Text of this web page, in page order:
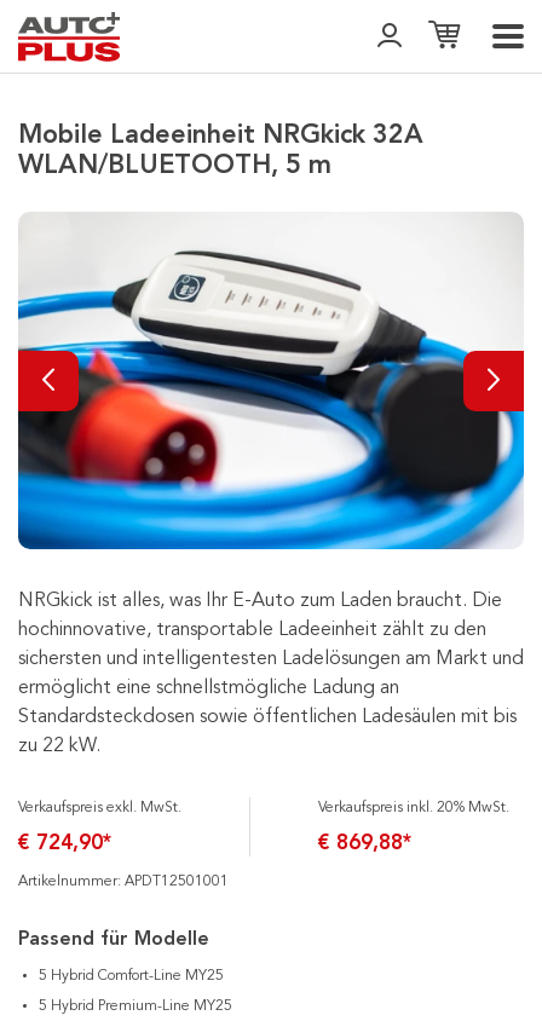
Mobile Ladeeinheit NRGkick 32A
WLAN/BLUETOOTH, 5 m
NRGkick ist alles, was Ihr E-Auto zum Laden braucht. Die
hochinnovative, transportable Ladeeinheit zählt zu den
sichersten und intelligentesten Ladelösungen am Markt und
ermöglicht eine schnellstmögliche Ladung an
Standardsteckdosen sowie öffentlichen Ladesäulen mit bis
zu 22 kW.
Verkaufspreis exkl. MwSt.
€ 724,90*
Verkaufspreis inkl. 20% MwSt.
€ 869,88*
Artikelnummer: APDT12501001
Passend für Modelle
5 Hybrid Comfort-Line MY25
5 Hybrid Premium-Line MY25